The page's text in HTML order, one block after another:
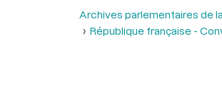
Archives parlementaires de
République française -